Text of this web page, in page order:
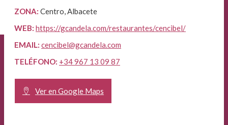
ZONA: Centro, Albacete
WEB: https://gcandela.com/restaurantes/cencibel/
EMAIL: cencibel@gcandela.com
TELÉFONO: +34 967 13 09 87
Ver en Google Maps